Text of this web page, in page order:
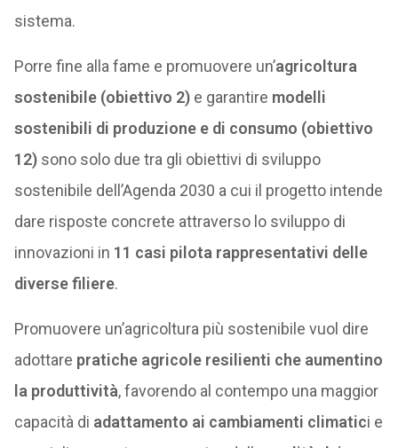
sistema.
Porre fine alla fame e promuovere un’agricoltura
sostenibile (obiettivo 2)e garantire modelli
sostenibili di produzione e di consumo (obiettivo
12)sono solo due tra gli obiettivi di sviluppo
sostenibile dell’Agenda 2030 a cui il progetto intende
dare risposte concrete attraverso lo sviluppo di
innovazioni in 11 casi pilota rappresentativi delle
diverse filiere.
Promuovere un’agricoltura più sostenibile vuol dire
adottare pratiche agricole resilienti che aumentino
la produttività, favorendo al contempo una maggior
capacità di adattamento ai cambiamenti climatici e